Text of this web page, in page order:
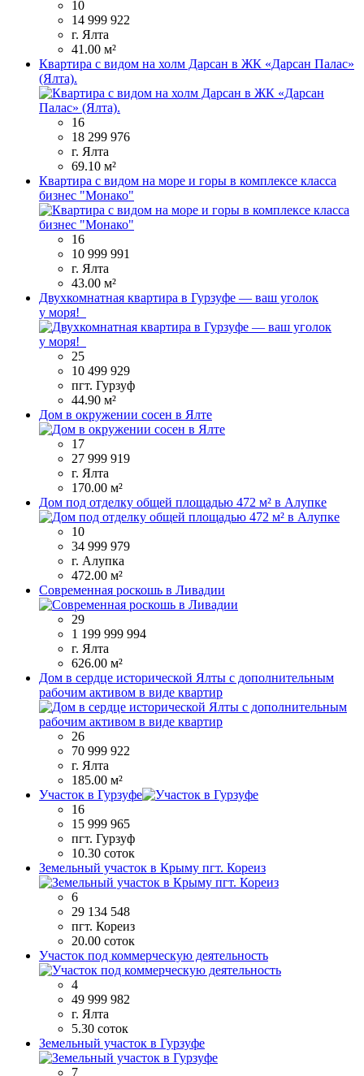
10
14 999 922
г. Ялта
41.00 м²
Квартира с видом на холм Дарсан в ЖК «Дарсан Палас»
(Ялта).
16
18 299 976
г. Ялта
69.10 м²
Квартира с видом на море и горы в комплексе класса
бизнес "Монако"
16
10 999 991
г. Ялта
43.00 м²
Двухкомнатная квартира в Гурзуфе — ваш уголок
у моря!
25
10 499 929
пгт. Гурзуф
44.90 м²
Дом в окружении сосен в Ялте
17
27 999 919
г. Ялта
170.00 м²
Дом под отделку общей площадью 472 м² в Алупке
10
34 999 979
г. Алупка
472.00 м²
Современная роскошь в Ливадии
29
1 199 999 994
г. Ялта
626.00 м²
Дом в сердце исторической Ялты с дополнительным
рабочим активом в виде квартир
26
70 999 922
г. Ялта
185.00 м²
Участок в Гурзуфе
16
15 999 965
пгт. Гурзуф
10.30 соток
Земельный участок в Крыму пгт. Кореиз
6
29 134 548
пгт. Кореиз
20.00 соток
Участок под коммерческую деятельность
4
49 999 982
г. Ялта
5.30 соток
Земельный участок в Гурзуфе
7